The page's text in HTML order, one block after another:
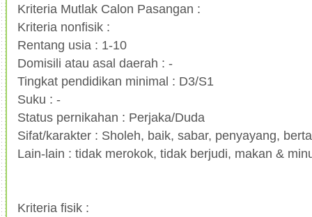
Kriteria Mutlak Calon Pasangan :
Kriteria nonfisik :
Rentang usia : 1-10
Domisili atau asal daerah : -
Tingkat pendidikan minimal : D3/S1
Suku : -
Status pernikahan : Perjaka/Duda
Sifat/karakter : Sholeh, baik, sabar, penyayang,
Lain-lain : tidak merokok, tidak berjudi, makan &
Kriteria fisik :